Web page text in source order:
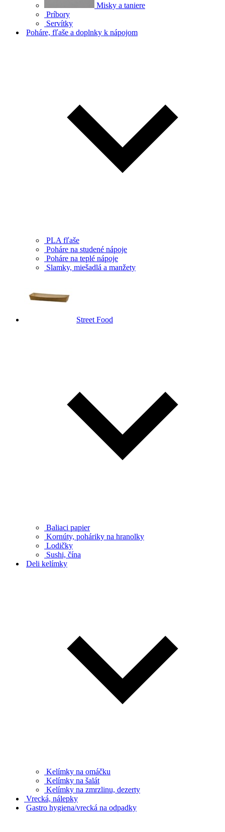
Misky a taniere
Príbory
Servítky
Poháre, fľaše a doplnky k nápojom
PLA fľaše
Poháre na studené nápoje
Poháre na teplé nápoje
Slamky, miešadlá a manžety
Street Food
Baliaci papier
Kornúty, poháriky na hranolky
Lodičky
Sushi, čína
Deli kelímky
Kelímky na omáčku
Kelímky na šalát
Kelímky na zmrzlinu, dezerty
Vrecká, nálepky
Gastro hygiena/vrecká na odpadky